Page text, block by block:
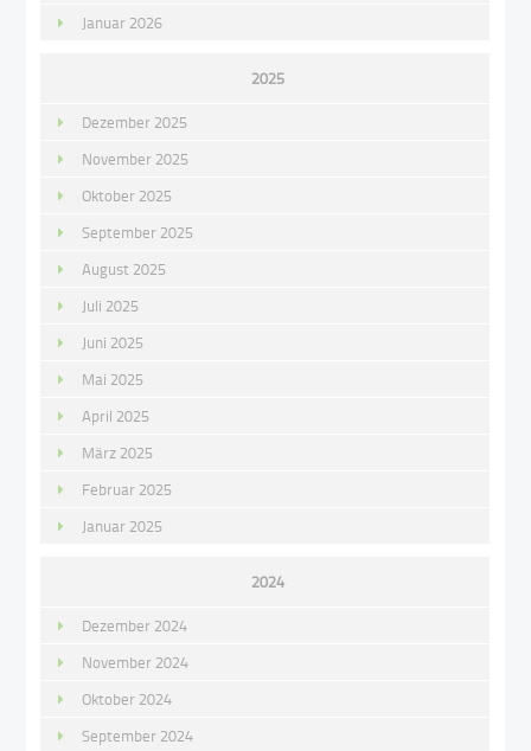
Januar 2026
2025
Dezember 2025
November 2025
Oktober 2025
September 2025
August 2025
Juli 2025
Juni 2025
Mai 2025
April 2025
März 2025
Februar 2025
Januar 2025
2024
Dezember 2024
November 2024
Oktober 2024
September 2024